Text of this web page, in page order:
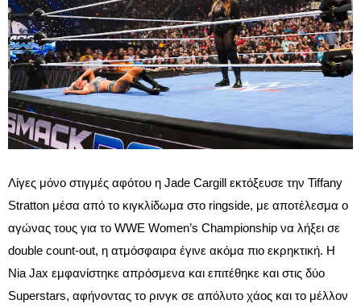
Λίγες μόνο στιγμές αφότου η Jade Cargill εκτόξευσε την Tiffany
Stratton μέσα από το κιγκλίδωμα στο ringside, με αποτέλεσμα ο
αγώνας τους για το WWE Women’s Championship να λήξει σε
double count-out, η ατμόσφαιρα έγινε ακόμα πιο εκρηκτική. Η
Nia Jax εμφανίστηκε απρόσμενα και επιτέθηκε και στις δύο
Superstars, αφήνοντας το ρινγκ σε απόλυτο χάος και το μέλλον